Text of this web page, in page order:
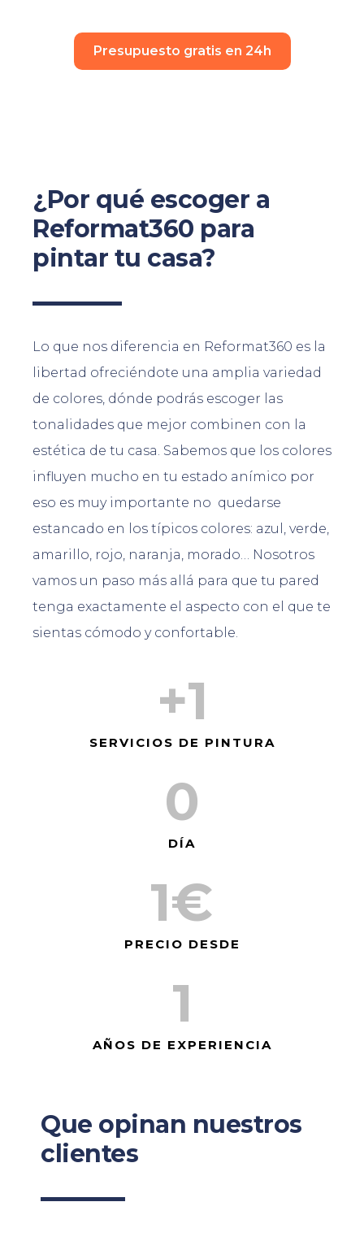
Presupuesto gratis en 24h
¿Por qué escoger a
Reformat360 para
pintar tu casa?
Lo que nos diferencia en Reformat360 es la
libertad ofreciéndote una amplia variedad
de colores, dónde podrás escoger las
tonalidades que mejor combinen con la
estética de tu casa. Sabemos que los colores
influyen mucho en tu estado anímico por
eso es muy importante no quedarse
estancado en los típicos colores: azul, verde,
amarillo, rojo, naranja, morado… Nosotros
vamos un paso más allá para que tu pared
tenga exactamente el aspecto con el que te
sientas cómodo y confortable.
SERVICIOS DE PINTURA
+1
DÍA
0
PRECIO DESDE
1€
AÑOS DE EXPERIENCIA
1
Que opinan nuestros
clientes